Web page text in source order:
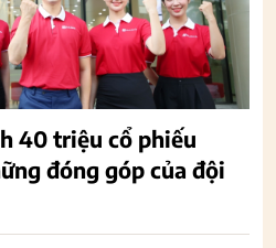
40 triệu cổ phiếu
đóng góp của đội